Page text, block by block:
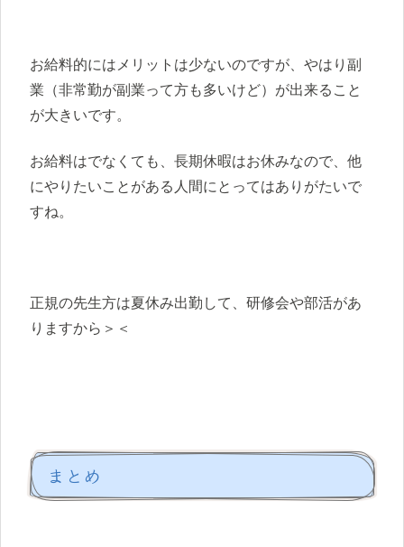
お給料的にはメリットは少ないのですが、やはり副
業（非常勤が副業って方も多いけど）が出来ること
が大きいです。
お給料はでなくても、長期休暇はお休みなので、他
にやりたいことがある人間にとってはありがたいで
すね。
正規の先生方は夏休み出勤して、研修会や部活があ
りますから＞＜
まとめ